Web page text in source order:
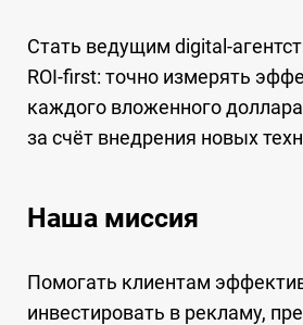
Стать ведущим digital-
ROI-first: точно измерять
каждого вложенного
за счёт внедрения новых
Наша миссия
Помогать клиентам
инвестировать в рекламу,